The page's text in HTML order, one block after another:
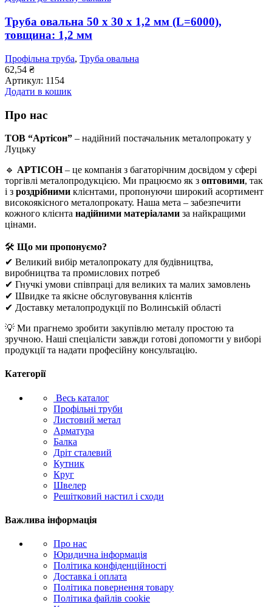
Труба овальна 50 x 30 x 1,2 мм (L=6000),
товщина: 1,2 мм
Профільна труба, Труба овальна
62,54 ₴
Артикул: 1154
Додати в кошик
Про нас
ТОВ “Артісон” – надійний постачальник металопрокату у
Луцьку
🔹 АРТІСОН– це компанія з багаторічним досвідом у сфері
торгівлі металопродукцією. Ми працюємо як з оптовими, так
і з роздрібними клієнтами, пропонуючи широкий асортимент
високоякісного металопрокату. Наша мета – забезпечити
кожного клієнта надійними матеріалами за найкращими
цінами.
🛠 Що ми пропонуємо?
✔ Великий вибір металопрокату для будівництва,
виробництва та промислових потреб
✔ Гнучкі умови співпраці для великих та малих замовлень
✔ Швидке та якісне обслуговування клієнтів
✔ Доставку металопродукції по Волинській області
💡 Ми прагнемо зробити закупівлю металу простою та
зручною. Наші спеціалісти завжди готові допомогти у виборі
продукції та надати професійну консультацію.
Категорії
Весь каталог
Профільні труби
Листовий метал
Арматура
Балка
Дріт сталевий
Кутник
Круг
Швелер
Решітковий настил і сходи
Важлива інформація
Про нас
Юридична інформація
Політика конфіденційності
Доставка і оплата
Політика повернення товару
Політика файлів cookie